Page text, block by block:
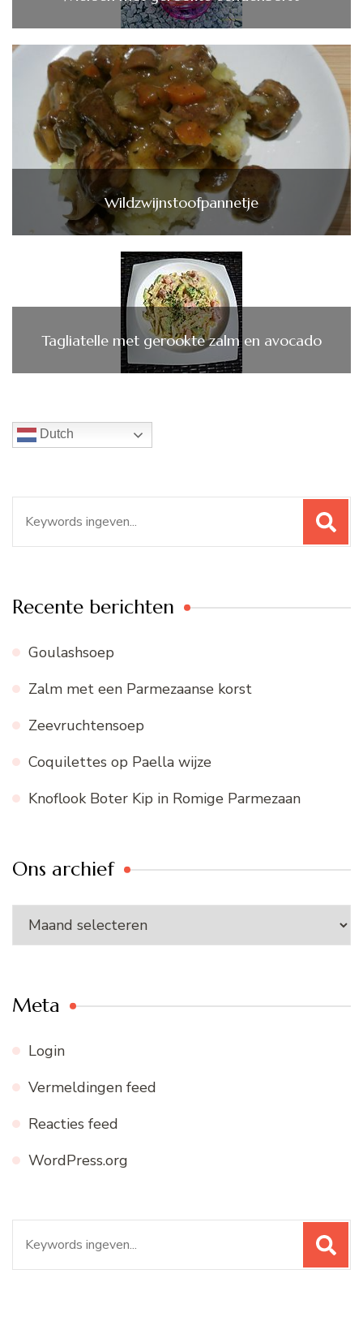
Wildzwijnstoofpannetje
Tagliatelle met gerookte zalm en avocado
Dutch
naar:
Recente berichten
Goulashsoep
Zalm met een Parmezaanse korst
Zeevruchtensoep
Coquilettes op Paella wijze
Knoflook Boter Kip in Romige Parmezaan
Ons archief
Ons
archief
Meta
Login
Vermeldingen feed
Reacties feed
WordPress.org
naar: